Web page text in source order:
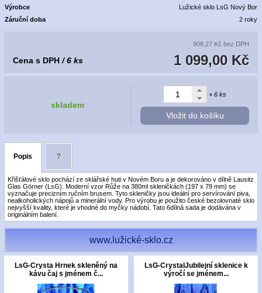
Výrobce
Lužické sklo LsG Nový Bor
Záruční doba
2 roky
908,27 Kč bez DPH
1 099,00 Kč
Cena s DPH / 6 ks
skladem
× 6 ks
Vložit do košíku
Popis ?
Křišťálové sklo pochází ze sklářské huti v Novém Boru a je dekorováno v dílně Lausitz
Glas Görner (LsG). Moderní vzor Růže na 380ml skleničkách (197 x 79 mm) se
vyznačuje precizním ručním brusem. Tyto skleničky jsou ideální pro servírování piva,
nealkoholických nápojů a minerální vody. Pro výrobu je použito české bezolovnaté sklo
nejvyšší kvality, které je vhodné do myčky nádobí. Tato 6dílná sada je dodávána v
originálním balení.
www.lužické-sklo.cz
LsG-Crysta Hrnek skleněný na
kávu čaj s jménem č...
LsG-CrystalJubilejní sklenice k
výročí se jménem...